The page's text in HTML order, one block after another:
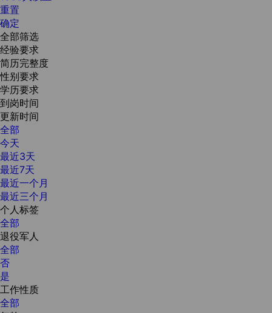
重置
确定
全部筛选
经验要求
简历完整度
性别要求
学历要求
到岗时间
更新时间
全部
今天
最近3天
最近7天
最近一个月
最近三个月
个人标签
全部
退役军人
全部
否
是
工作性质
全部